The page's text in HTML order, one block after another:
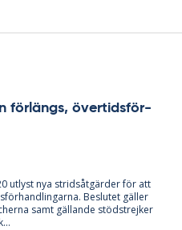
för­längs, över­tids­för­
ut­lyst nya strids­åt­gär­der för att
Be­slu­tet gäl­ler
samt gäl­lan­de stöd­strej­ker